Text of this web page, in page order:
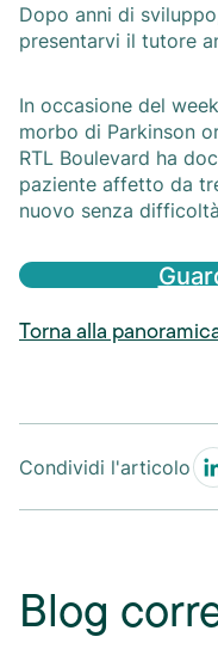
Dopo anni di
presentarvi il tutore
In occasione del
morbo di Parkinson
RTL Boulevard ha
paziente affetto da
nuovo senza
Torna alla
Condividi l'articolo
Blog